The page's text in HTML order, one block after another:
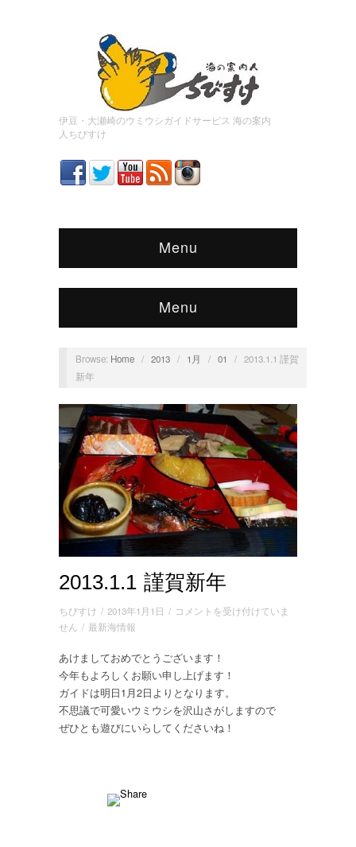
伊豆・大瀬崎のウミウシガイドサービス 海の案内
人ちびすけ
Menu
Menu
Browse: Home / 2013 / 1月 / 01 /
2013.1.1 謹賀
新年
2013.1.1 謹賀新年
ちびすけ / 2013年1月1日 / 2013.1.1
新
年
は
コメントを受け付けていま
せん / 最新海情報
あけましておめでとうございます！
今年もよろしくお願い申し上げます！
ガイドは明日1月2日よりとなります。
不思議で可愛いウミウシを沢山さがしますので
ぜひとも遊びにいらしてくださいね！